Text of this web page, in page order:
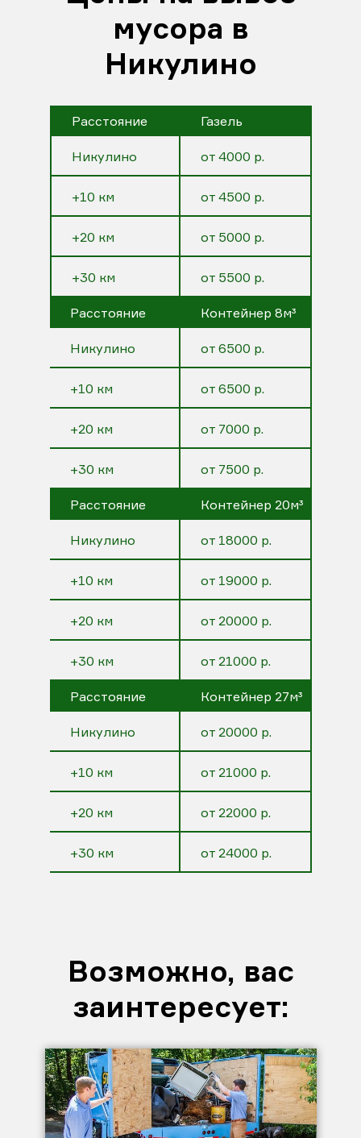
мусора в
Никулино
Расстояние
Никулино
+10 км
+20 км
+30 км
Газель
от 4000 р.
от 4500 р.
от 5000 р.
от 5500 р.
Расстояние
Никулино
+10 км
+20 км
+30 км
Контейнер 8м³
от 6500 р.
от 6500 р.
от 7000 р.
от 7500 р.
Расстояние
Никулино
+10 км
+20 км
+30 км
Контейнер 20м³
от 18000 р.
от 19000 р.
от 20000 р.
от 21000 р.
Расстояние
Никулино
+10 км
+20 км
+30 км
Контейнер 27м³
от 20000 р.
от 21000 р.
от 22000 р.
от 24000 р.
Возможно, вас
заинтересует: